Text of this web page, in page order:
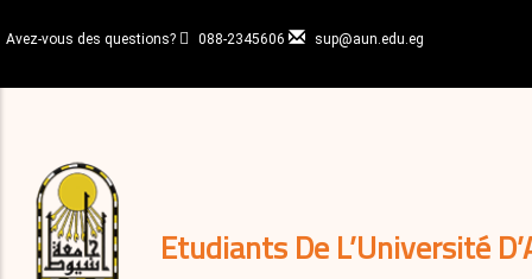
au
principal
Avez-vous des questions? 088-2345606 sup@aun.edu.eg
Etudiants De L’Université
décisions
Expatriés
Journal